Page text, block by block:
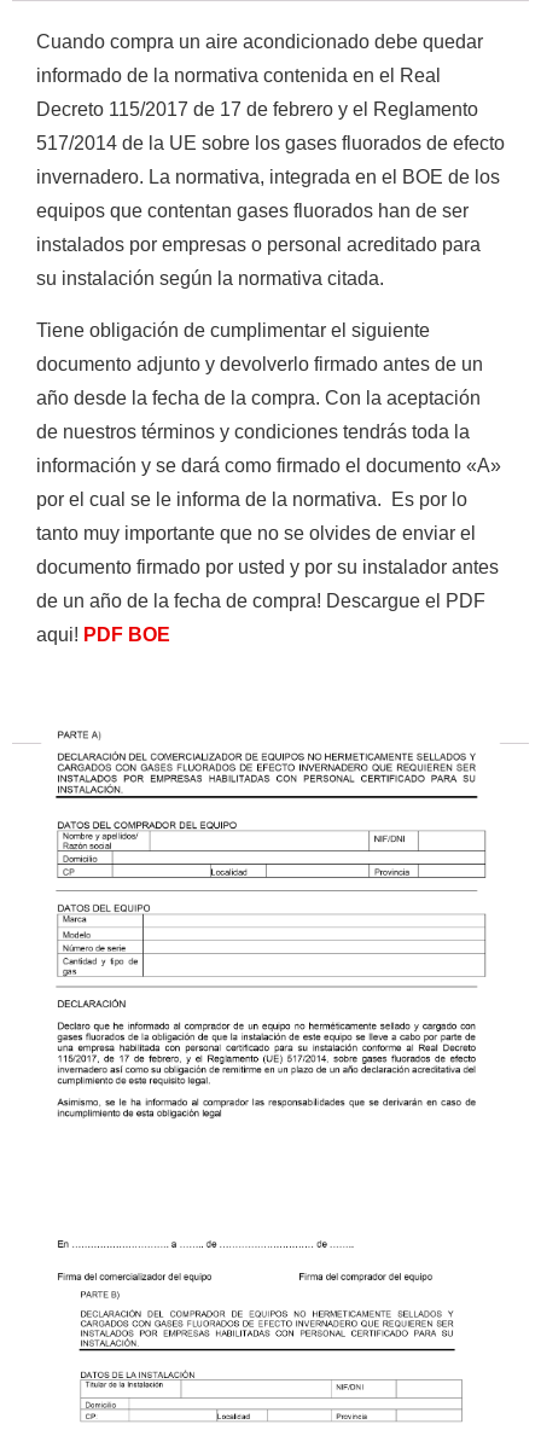
Empieza a escribir para ver resultados.
Ver todos los resultados
Cuando compra un aire acondicionado debe quedar
informado de la normativa contenida en el Real
Decreto 115/2017 de 17 de febrero y el Reglamento
517/2014 de la UE sobre los gases fluorados de efecto
invernadero. La normativa, integrada en el BOE de los
equipos que contentan gases fluorados han de ser
instalados por empresas o personal acreditado para
su instalación según la normativa citada.
Tiene obligación de cumplimentar el siguiente
documento adjunto y devolverlo firmado antes de un
año desde la fecha de la compra. Con la aceptación
de nuestros términos y condiciones tendrás toda la
información y se dará como firmado el documento «A»
por el cual se le informa de la normativa. Es por lo
tanto muy importante que no se olvides de enviar el
documento firmado por usted y por su instalador antes
de un año de la fecha de compra! Descargue el PDF
aqui! PDF BOE